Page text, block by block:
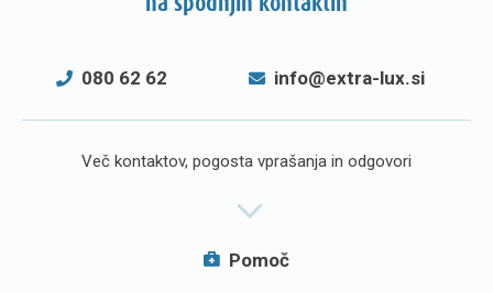
080 62 62 info@extra-lux.si
Več kontaktov, pogosta vprašanja in odgovori
Pomoč